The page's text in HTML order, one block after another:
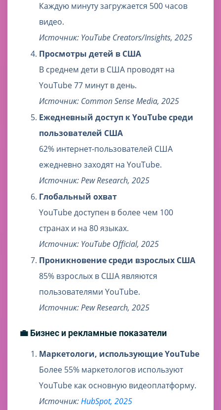
Каждую минуту загружается 500 часов
видео.
Источник: YouTube Creators/Insights, 2025
Просмотры детей в США
В среднем дети в США проводят на
YouTube 77 минут в день.
Источник: Common Sense Media, 2025
Ежедневный доступ к YouTube среди
пользователей США
62% интернет-пользователей США
ежедневно заходят на YouTube.
Источник: Pew Research, 2025
Глобальный охват
YouTube доступен в более чем 100
странах и на 80 языках.
Источник: YouTube Official, 2025
Проникновение среди взрослых США
85% взрослых в США являются
пользователями YouTube.
Источник: Pew Research, 2025
💼 Бизнес и рекламные показатели
Маркетологи, использующие YouTube
Более 55% маркетологов используют
YouTube как основную видеоплатформу.
Источник:HubSpot, 2025